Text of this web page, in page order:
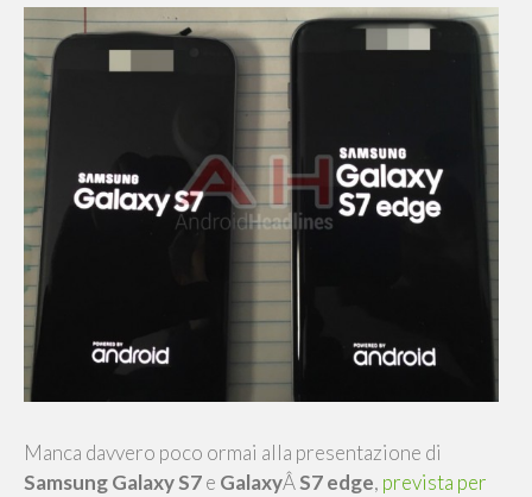
Manca davvero poco ormai alla presentazione di
Samsung Galaxy S7e GalaxyÂS7 edge, prevista per